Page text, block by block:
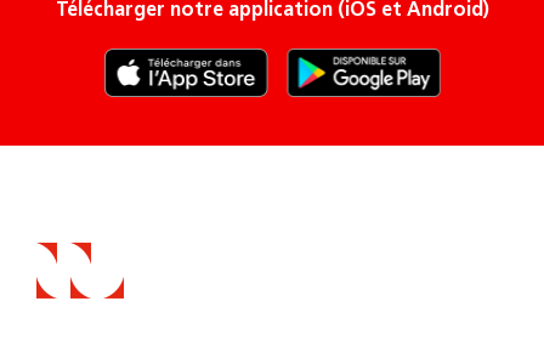
Télécharger notre application (iOS et Android)